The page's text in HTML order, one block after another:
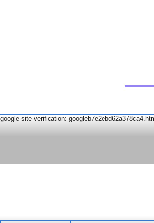
google-site-verification: